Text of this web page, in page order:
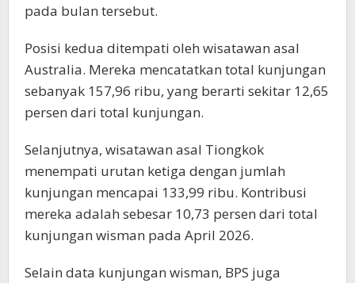
pada bulan tersebut.
Posisi kedua ditempati oleh wisatawan asal
Australia. Mereka mencatatkan total kunjungan
sebanyak 157,96 ribu, yang berarti sekitar 12,65
persen dari total kunjungan.
Selanjutnya, wisatawan asal Tiongkok
menempati urutan ketiga dengan jumlah
kunjungan mencapai 133,99 ribu. Kontribusi
mereka adalah sebesar 10,73 persen dari total
kunjungan wisman pada April 2026.
Selain data kunjungan wisman, BPS juga